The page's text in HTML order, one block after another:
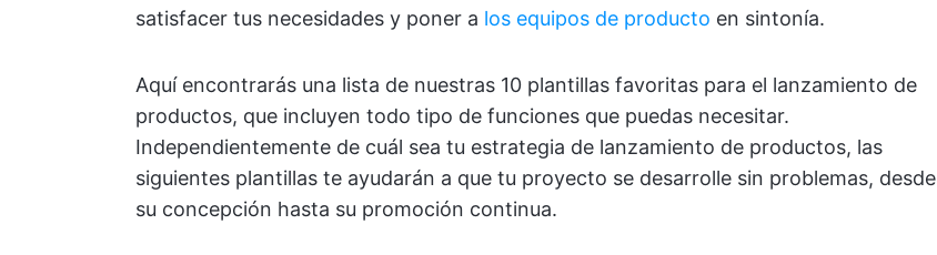
satisfacer tus necesidades y poner a los equipos de producto en sintonía.
Aquí encontrarás una lista de nuestras 10 plantillas favoritas para el lanzamiento de
productos, que incluyen todo tipo de funciones que puedas necesitar.
Independientemente de cuál sea tu estrategia de lanzamiento de productos, las
siguientes plantillas te ayudarán a que tu proyecto se desarrolle sin problemas, desde
su concepción hasta su promoción continua.